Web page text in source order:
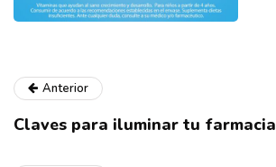
Anterior
Claves para iluminar tu farmacia